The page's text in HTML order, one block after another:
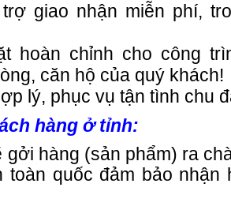
giao nhận miễn phí,
hoàn chỉnh cho công
căn hộ của quý khách!
lý, phục vụ tận tình chu
hàng ở tỉnh:
gởi hàng (sản phẩm) ra
toàn quốc đảm bảo nhận